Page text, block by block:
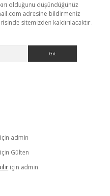
olduğunu düşündüğünüz
adresine bildirmeniz
sitemizden kaldırılacaktır.
için admin
için Gülten
için admin